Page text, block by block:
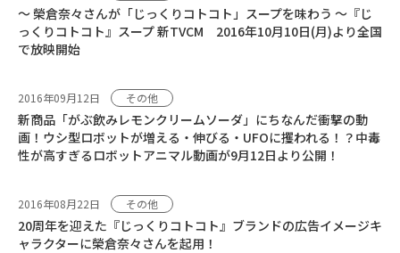
～ 榮倉奈々さんが「じっくりコトコト」スープを味わう ～『じ
っくりコトコト』スープ 新TVCM 2016年10月10日(月)より全国
で放映開始
2016年09月12日 その他
新商品「がぶ飲みレモンクリームソーダ」にちなんだ衝撃の動
画！ウシ型ロボットが増える・伸びる・UFOに攫われる！？中毒
性が高すぎるロボットアニマル動画が9月12日より公開！
2016年08月22日 その他
20周年を迎えた『じっくりコトコト』ブランドの広告イメージキ
ャラクターに榮倉奈々さんを起用！